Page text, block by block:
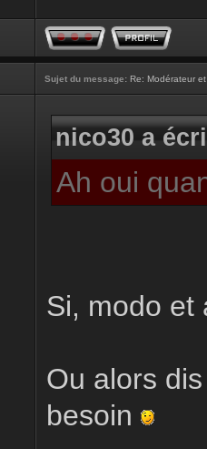
Sujet du message: Re: Modérateur
nico30 a
Ah oui
Si, modo et
Ou alors
besoin